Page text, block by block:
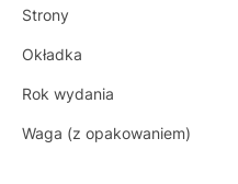
Strony
Okładka
Rok wydania
Waga (z opakowaniem)